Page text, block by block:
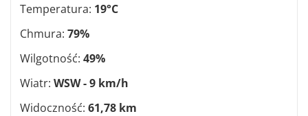
Temperatura: 19°C
Chmura: 79%
Wilgotność: 49%
Wiatr: WSW - 9 km/h
Widoczność: 61,78 km